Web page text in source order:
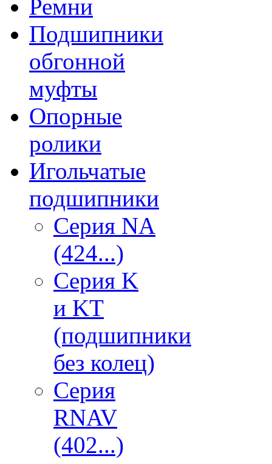
Ремни
Подшипники
обгонной
муфты
Опорные
ролики
Игольчатые
подшипники
Серия NA
(424...)
Серия K
и KT
(подшипники
без колец)
Серия
RNAV
(402...)